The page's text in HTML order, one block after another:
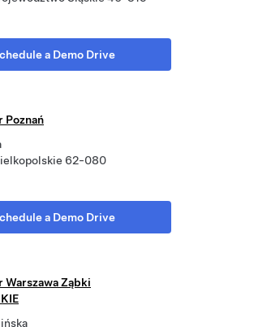
a Demo Drive
Poznań
62-080
a Demo Drive
Warszawa Ząbki